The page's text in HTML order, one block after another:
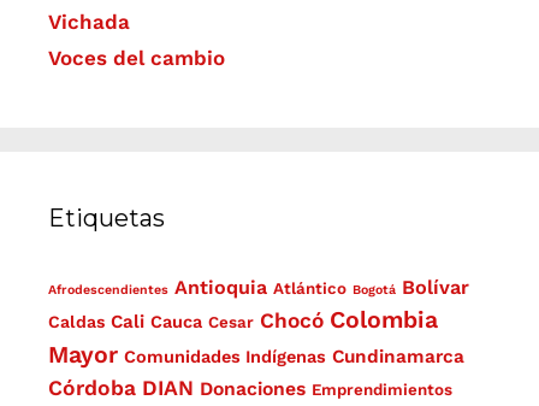
Vichada
Voces del cambio
Etiquetas
Afrodescendientes Antioquia Atlántico Bogotá Bolívar
Caldas Cali Cauca Cesar Chocó Colombia
Mayor Comunidades Indígenas Cundinamarca
Córdoba DIAN Donaciones Emprendimientos